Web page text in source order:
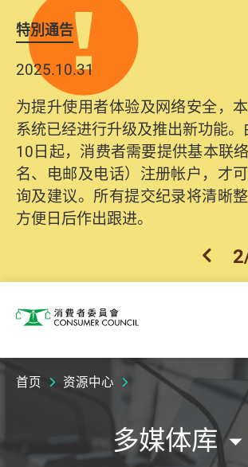
特別通告
2025.10.31
为提升使用者体验及网络安全，
系统已经进行升级及推出新功能
10日起，消费者需要提供基本联
名、电邮及电话）注册帐户，才
询及建议。所有提交纪录将清晰整
方便日后作出跟进。
上一
2
消费者委员会
首页 资源中心
多媒体库